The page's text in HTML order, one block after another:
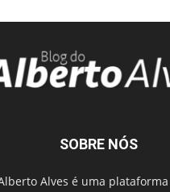
SOBRE NÓS
Alves é uma